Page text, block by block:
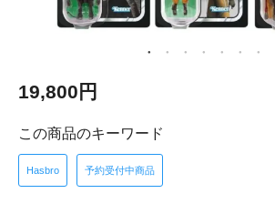
19,800円
この商品のキーワード
Hasbro 予約受付中商品